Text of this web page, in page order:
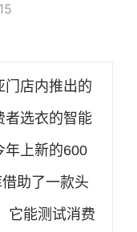
门店内推出的
者选衣的智能
年上新的600
助了一款头
它能测试消费